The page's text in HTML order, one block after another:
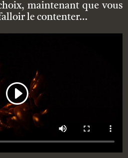
maintenant que vous
le contenter…